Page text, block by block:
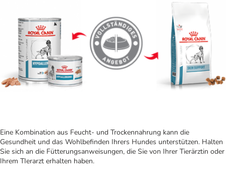
Eine Kombination aus Feucht- und Trockennahrung kann die
Gesundheit und das Wohlbefinden Ihrers Hundes unterstützen. Halten
Sie sich an die Fütterungsanweisungen, die Sie von Ihrer Tierärztin oder
Ihrem TIerarzt erhalten haben.